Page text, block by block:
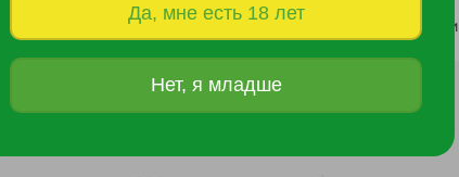
Да, мне есть 18 лет
Нет, я младше
Дейция изящная Никко С5 1шт/Deutzia gracilis Nikko
1 682 руб. 1 732 руб.